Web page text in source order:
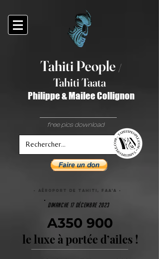
Tahiti People /
Tahiti Taata
Philippe & Mailee Collignon
free pics download
- Aéroport de tahiti, faa'a -
dimanche 17 décembre 2023
A350 900
le luxe àportée d’ailes !